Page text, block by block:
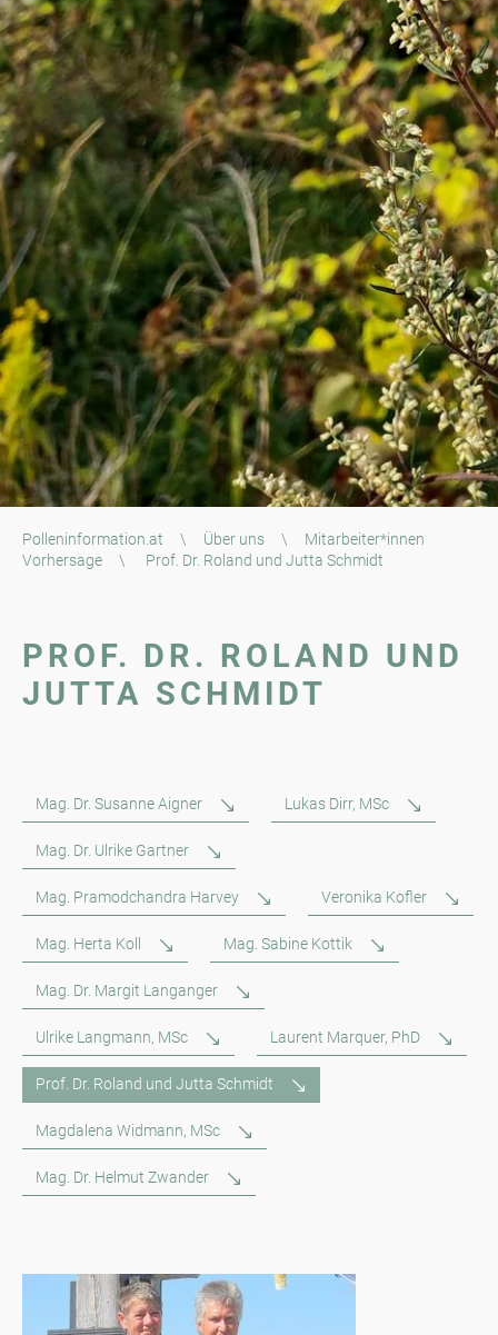
Polleninformation.at \ Über uns \
Mitarbeiter*innen
Vorhersage
\ Prof. Dr. Roland und Jutta Schmidt
PROF. DR. ROLAND UND
JUTTA SCHMIDT
Mag. Dr. Susanne Aigner Lukas Dirr, MSc
Mag. Dr. Ulrike Gartner
Mag. Pramodchandra Harvey Veronika Kofler
Mag. Herta Koll Mag. Sabine Kottik
Mag. Dr. Margit Langanger
Ulrike Langmann, MSc Laurent Marquer, PhD
Prof. Dr. Roland und Jutta Schmidt
Magdalena Widmann, MSc
Mag. Dr. Helmut Zwander